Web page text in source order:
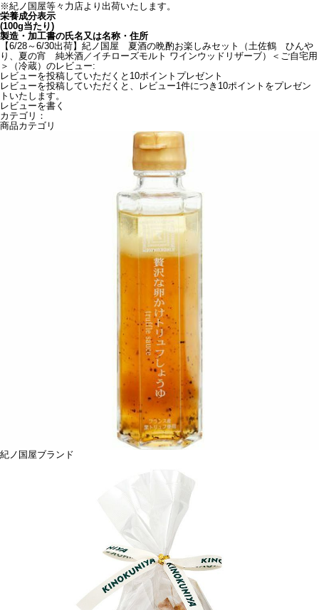
※紀ノ国屋等々力店より出荷いたします。
栄養成分表示
(100g当たり)
製造・加工書の氏名又は名称・住所
【6/28～6/30出荷】紀ノ国屋 夏酒の晩酌お楽しみセット（土佐鶴 ひんや
り、夏の宵 純米酒／イチローズモルト ワインウッドリザーブ）＜ご自宅用
＞（冷蔵）のレビュー:
レビューを投稿していただくと10ポイントプレゼント
レビューを投稿していただくと、レビュー1件につき10ポイントをプレゼン
トいたします。
レビューを書く
カテゴリ：
商品カテゴリ
紀ノ国屋ブランド